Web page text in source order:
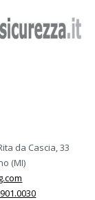
da Cascia, 33
(MI)